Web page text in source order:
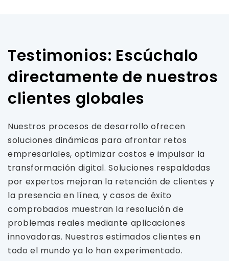
Testimonios: Escúchalo
directamente de nuestros
clientes globales
Nuestros procesos de desarrollo ofrecen
soluciones dinámicas para afrontar retos
empresariales, optimizar costos e impulsar la
transformación digital. Soluciones respaldadas
por expertos mejoran la retención de clientes y
la presencia en línea, y casos de éxito
comprobados muestran la resolución de
problemas reales mediante aplicaciones
innovadoras. Nuestros estimados clientes en
todo el mundo ya lo han experimentado.